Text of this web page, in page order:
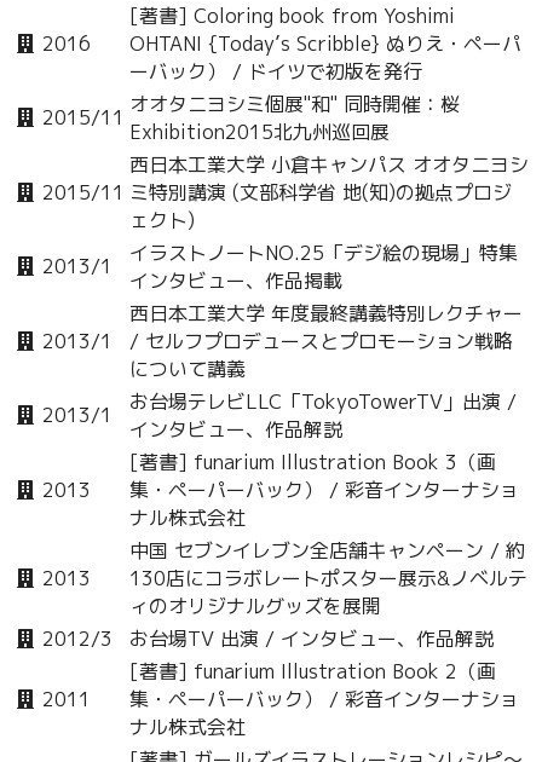
2016
[著書] Coloring book from Yoshimi
OHTANI {Today’s Scribble} ぬりえ・ペーパ
ーバック） / ドイツで初版を発行
2015/11 オオタニヨシミ個展"和" 同時開催：桜
Exhibition2015北九州巡回展
2015/11
西日本工業大学 小倉キャンパス オオタニヨシ
ミ特別講演 (文部科学省 地(知)の拠点プロジ
ェクト)
2013/1
イラストノートNO.25「デジ絵の現場」特集
インタビュー、作品掲載
2013/1
西日本工業大学 年度最終講義特別レクチャー
/ セルフプロデュースとプロモーション戦略
について講義
2013/1
お台場テレビLLC「TokyoTowerTV」出演 /
インタビュー、作品解説
2013
[著書] funarium Illustration Book 3（画
集・ペーパーバック） / 彩音インターナショ
ナル株式会社
2013
中国 セブンイレブン全店舗キャンペーン / 約
130店にコラボレートポスター展示&ノベルテ
ィのオリジナルグッズを展開
2012/3
お台場TV 出演 / インタビュー、作品解説
2011
[著書] funarium Illustration Book 2（画
集・ペーパーバック） / 彩音インターナショ
ナル株式会社